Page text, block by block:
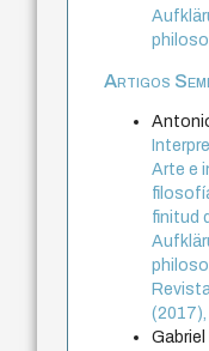
Artigos
Arte e
finitud